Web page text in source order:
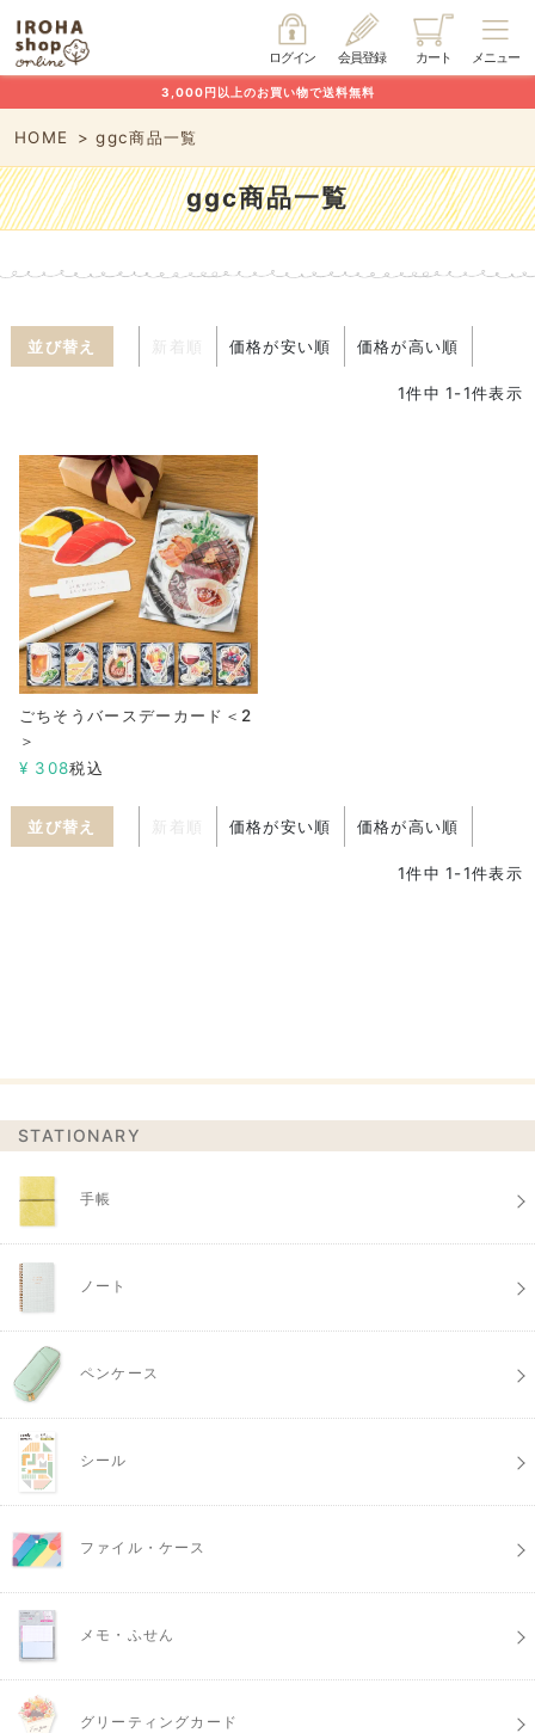
メニュー
カート
会員登録
ログイン
3,000円以上のお買い物で送料無料
HOME ggc商品一覧
ggc商品一覧
並び替え 価格が安い順 価格が高い順
1件中 1-1件表示
ごちそうバースデーカード＜2
＞
¥ 308税込
並び替え 価格が安い順 価格が高い順
1件中 1-1件表示
STATIONARY
手帳
ノート
ペンケース
シール
ファイル・ケース
メモ・ふせん
グリーティングカード